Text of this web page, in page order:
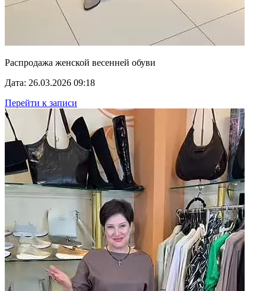
Распродажа женской весенней обуви
Дата: 26.03.2026 09:18
Перейти к записи